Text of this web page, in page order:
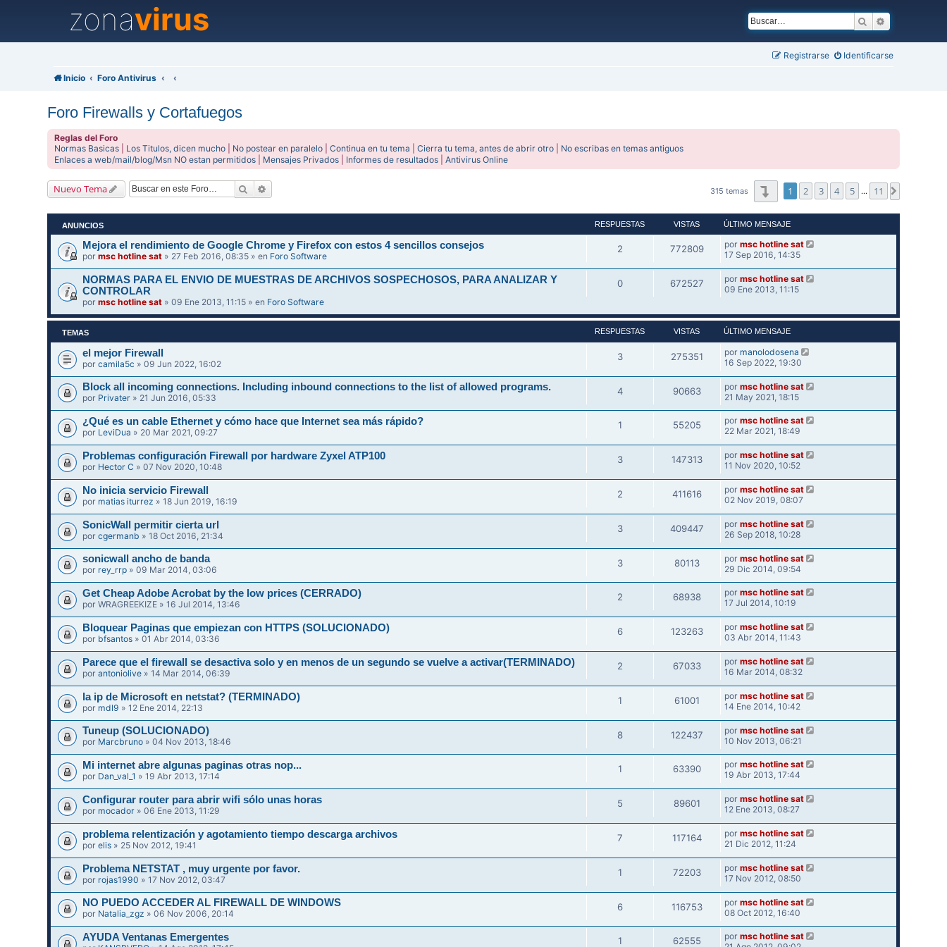
zonavirus Buscar
Identificarse
Registrarse
Inicio Foro Antivirus
Foro Firewalls y Cortafuegos
Reglas del Foro
Normas Basicas
Los Titulos, dicen mucho No postear en paralelo |Continua en tu tema |Cierra tu tema, antes de abrir otro
No escribas en temas antiguos
Enlaces a web/mail/blog/Msn NO estan permitidos
Mensajes Privados Informes de resultados |Antivirus Online
Nuevo Tema Buscar 315 temas Página1 de
1 2 3 4 5 … 11
ANUNCIOS RESPUESTAS VISTAS ÚLTIMO MENSAJE
Mejora el rendimiento de Google Chrome y Firefox con estos 4 sencillos consejos
pormsc hotline sat » 27 Feb 2016, 08:35 » en Foro Software
2 772809 por msc hotline sat
17 Sep 2016, 14:35
NORMAS PARA EL ENVIO DE MUESTRAS DE ARCHIVOS SOSPECHOSOS, PARA ANALIZAR Y
CONTROLAR
pormsc hotline sat » 09 Ene 2013, 11:15 » en Foro Software
0 672527 por msc hotline sat
09 Ene 2013, 11:15
TEMAS RESPUESTAS VISTAS ÚLTIMO MENSAJE
el mejor Firewall
porcamila5c » 09 Jun 2022, 16:02
3 275351 por manolodosena
16 Sep 2022, 19:30
Block all incoming connections. Including inbound connections to the list of allowed programs.
por Privater » 21 Jun 2016, 05:33
4 90663 por msc hotline sat
21 May 2021, 18:15
¿Qué es un cable Ethernet y cómo hace que Internet sea más rápido?
por LeviDua » 20 Mar 2021, 09:27
1 55205 por msc hotline sat
22 Mar 2021, 18:49
Problemas configuración Firewall por hardware Zyxel ATP100
por Hector C » 07 Nov 2020, 10:48
3 147313 por msc hotline sat
11 Nov 2020, 10:52
No inicia servicio Firewall
por matias iturrez » 18 Jun 2019, 16:19
2 411616 por msc hotline sat
02 Nov 2019, 08:07
SonicWall permitir cierta url
porcgermanb » 18 Oct 2016, 21:34
3 409447 por msc hotline sat
26 Sep 2018, 10:28
sonicwall ancho de banda
por rey_rrp » 09 Mar 2014, 03:06
3 80113 por msc hotline sat
29 Dic 2014, 09:54
Get Cheap Adobe Acrobat by the low prices (CERRADO)
porWRAGREEKIZE » 16 Jul 2014, 13:46
2 68938 por msc hotline sat
17 Jul 2014, 10:19
Bloquear Paginas que empiezan con HTTPS (SOLUCIONADO)
por bfsantos » 01 Abr 2014, 03:36
6 123263 por msc hotline sat
03 Abr 2014, 11:43
Parece que el firewall se desactiva solo y en menos de un segundo se vuelve a activar(TERMINADO)
porantoniolive » 14 Mar 2014, 06:39
2 67033 por msc hotline sat
16 Mar 2014, 08:32
la ip de Microsoft en netstat? (TERMINADO)
por mdl9 » 12 Ene 2014, 22:13
1 61001 por msc hotline sat
14 Ene 2014, 10:42
Tuneup (SOLUCIONADO)
por Marcbruno » 04 Nov 2013, 18:46
8 122437 por msc hotline sat
10 Nov 2013, 06:21
Mi internet abre algunas paginas otras nop...
por Dan_val_1 » 19 Abr 2013, 17:14
1 63390 por msc hotline sat
19 Abr 2013, 17:44
Configurar router para abrir wifi sólo unas horas
por mocador » 06 Ene 2013, 11:29
5 89601 por msc hotline sat
12 Ene 2013, 08:27
problema relentización y agotamiento tiempo descarga archivos
porelis » 25 Nov 2012, 19:41
7 117164 por msc hotline sat
21 Dic 2012, 11:24
Problema NETSTAT , muy urgente por favor.
por rojas1990 » 17 Nov 2012, 03:47
1 72203 por msc hotline sat
17 Nov 2012, 08:50
NO PUEDO ACCEDER AL FIREWALL DE WINDOWS
por Natalia_zgz » 06 Nov 2006, 20:14
6 116753 por msc hotline sat
08 Oct 2012, 16:40
AYUDA Ventanas Emergentes 1 62555 por msc hotline sat